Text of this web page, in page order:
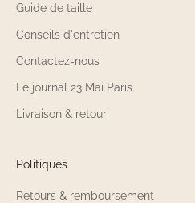
Guide de taille
Conseils d'entretien
Contactez-nous
Le journal 23 Mai Paris
Livraison & retour
Politiques
Retours & remboursement